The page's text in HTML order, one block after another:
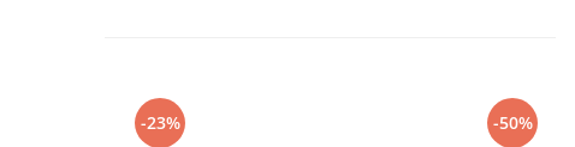
-23% -50%